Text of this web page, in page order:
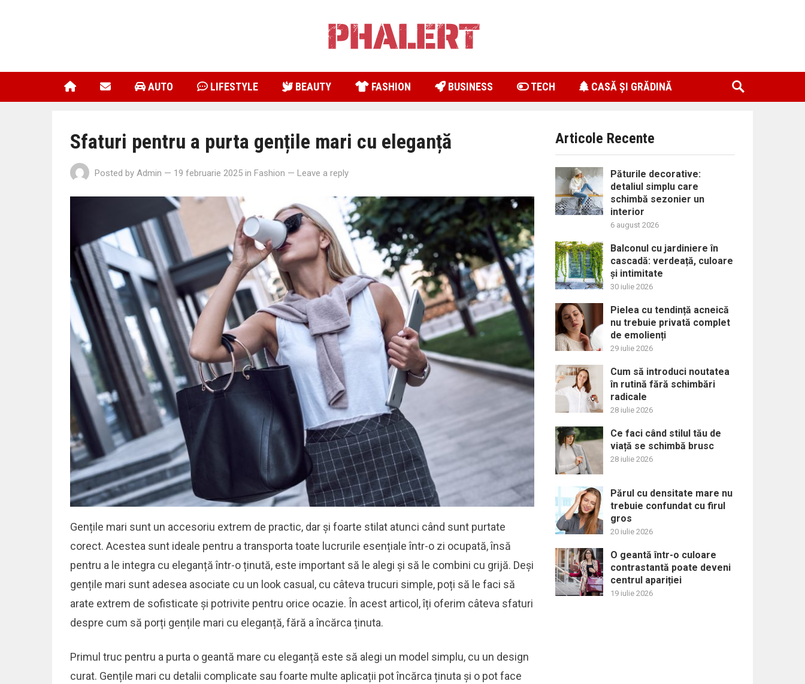
AUTO LIFESTYLE BEAUTY FASHION BUSINESS TECH CASĂ ȘI GRĂDINĂ
Sfaturi pentru a purta gențile mari cu eleganță
Posted by Admin — 19 februarie 2025 in Fashion — Leave a reply
Gențile mari sunt un accesoriu extrem de practic, dar și foarte stilat atunci când sunt purtate
corect. Acestea sunt ideale pentru a transporta toate lucrurile esențiale într-o zi ocupată, însă
pentru a le integra cu eleganță într-o ținută, este important să le alegi și să le combini cu grijă. Deși
gențile mari sunt adesea asociate cu un look casual, cu câteva trucuri simple, poți să le faci să
arate extrem de sofisticate și potrivite pentru orice ocazie. În acest articol, îți oferim câteva sfaturi
despre cum să porți gențile mari cu eleganță, fără a încărca ținuta.
Primul truc pentru a purta o geantă mare cu eleganță este să alegi un model simplu, cu un design
curat. Gențile mari cu detalii complicate sau foarte multe aplicații pot încărca ținuta și o pot face
Articole Recente
Păturile decorative:
detaliul simplu care
schimbă sezonier un
interior
6 august 2026
Balconul cu jardiniere în
cascadă: verdeață, culoare
și intimitate
30 iulie 2026
Pielea cu tendință acneică
nu trebuie privată complet
de emolienți
29 iulie 2026
Cum să introduci noutatea
în rutină fără schimbări
radicale
28 iulie 2026
Ce faci când stilul tău de
viață se schimbă brusc
28 iulie 2026
Părul cu densitate mare nu
trebuie confundat cu firul
gros
20 iulie 2026
O geantă într-o culoare
contrastantă poate deveni
centrul apariției
19 iulie 2026